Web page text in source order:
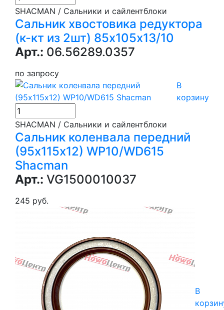
SHACMAN / Сальники и сайлентблоки
Сальник хвостовика редуктора
(к-кт из 2шт) 85х105х13/10
Арт.: 06.56289.0357
по запросу
В
корзину
SHACMAN / Сальники и сайлентблоки
Сальник коленвала передний
(95х115х12) WP10/WD615
Shacman
Арт.: VG1500010037
245 руб.
В